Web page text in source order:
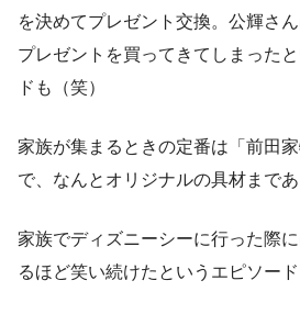
を決めてプレゼント交換。公輝さ
プレゼントを買ってきてしまった
ドも（笑）
家族が集まるときの定番は「前田家
で、なんとオリジナルの具材まであ
家族でディズニーシーに行った際
るほど笑い続けたというエピソード